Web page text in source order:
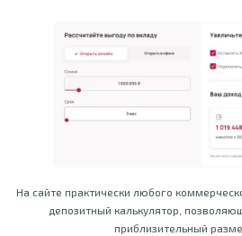
На сайте практически любого
депозитный калькулятор,
приблизительный